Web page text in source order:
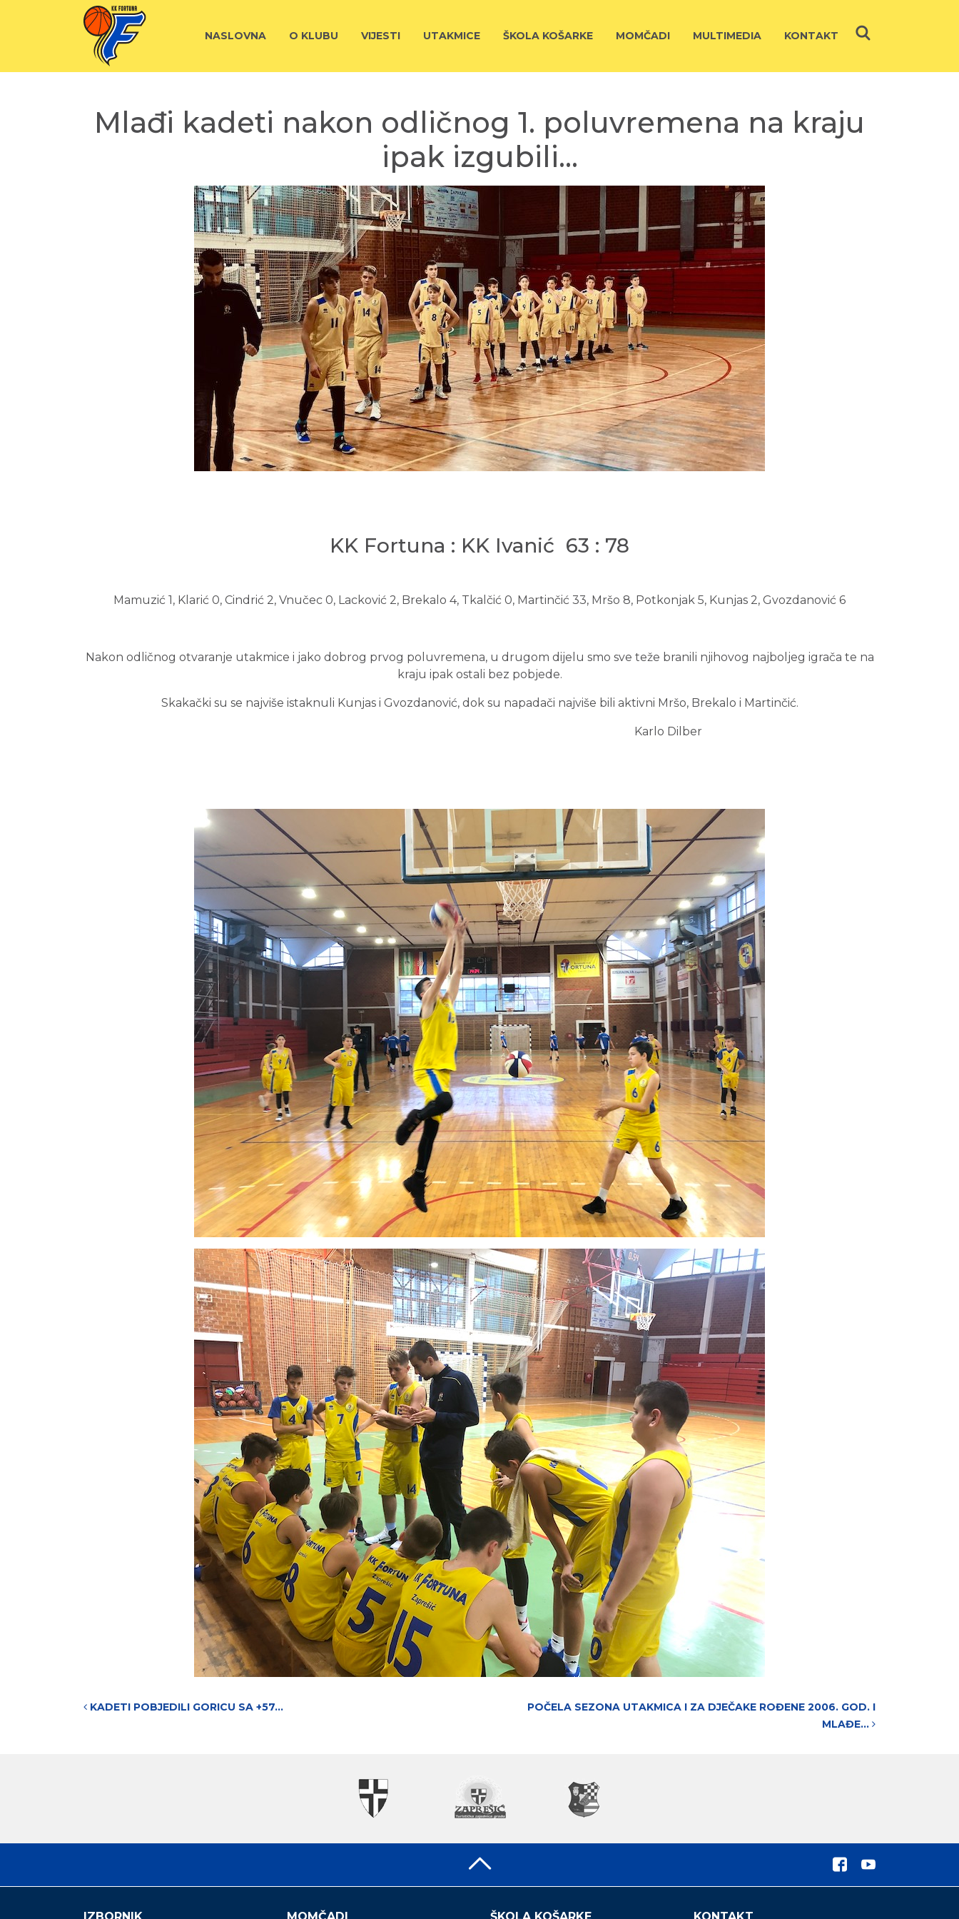
NASLOVNA O KLUBU VIJESTI UTAKMICE ŠKOLA KOŠARKE MOMČADI MULTIMEDIA KONTAKT
Mlađi kadeti nakon odličnog 1. poluvremena na kraju
ipak izgubili…
KK Fortuna : KK Ivanić 63 : 78
Mamuzić 1, Klarić 0, Cindrić 2, Vnučec 0, Lacković 2, Brekalo 4, Tkalčić 0, Martinčić 33, Mršo 8, Potkonjak 5, Kunjas 2, Gvozdanović 6
Nakon odličnog otvaranje utakmice i jako dobrog prvog poluvremena, u drugom dijelu smo sve teže branili njihovog najboljeg igrača te na
kraju ipak ostali bez pobjede.
Skakački su se najviše istaknuli Kunjas i Gvozdanović, dok su napadači najviše bili aktivni Mršo, Brekalo i Martinčić.
Karlo Dilber
Post navigation
KADETI POBJEDILI GORICU SA +57…
POČELA SEZONA UTAKMICA I ZA DJEČAKE ROĐENE 2006. GOD. I
MLAĐE…